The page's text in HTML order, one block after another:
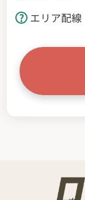
エリア配線